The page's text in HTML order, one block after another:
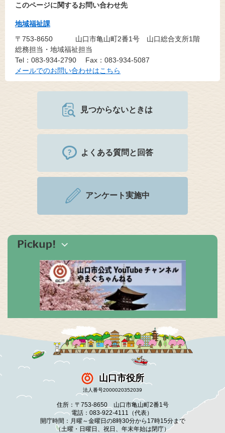
このページに関するお問い合わせ先
地域福祉課
〒753-8650
山口市亀山町2番1号 山口総合支所1階
総務担当・地域福祉担当
Tel：083-934-2790
Fax：083-934-5087
メールでのお問い合わせはこちら
見つからないときは
よくある質問と回答
アンケート実施中
山口市役所
法人番号2000020352039
住所：〒753-8650 山口市亀山町2番1号
電話：083-922-4111（代表）
開庁時間：月曜～金曜日の8時30分から17時15分まで
（土曜・日曜日、祝日、年末年始は閉庁）